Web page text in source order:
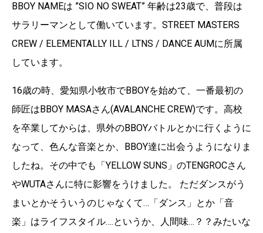
BBOY NAMEは ”SIO NO SWEAT” 年齢は23歳で、普段は
サラリーマンとして働いています。STREET MASTERS
CREW / ELEMENTALLY ILL / LTNS / DANCE AUMに所属
しています。
16歳の時、愛知県小牧市でBBOYを始めて、一番最初の
師匠はBBOY MASAさん(AVALANCHE CREW)です。高校
を卒業してからは、県外のBBOYバトルとかに行くように
なって、色んな音楽とか、BBOY達に出会うようになりま
したね。その中でも「YELLOW SUNS」のTENGROCさん
やWUTAさんに特に影響をうけました。 ただダンスがう
まいとかそういうのじゃなくて…「ダンス」とか「音
楽」はライフスタイル….というか、人間味…？？みたいな